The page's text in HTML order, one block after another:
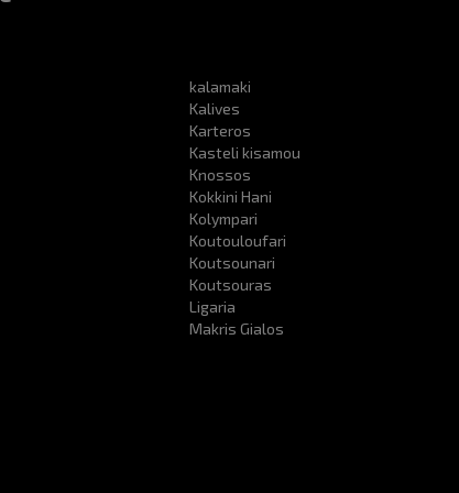
kalamaki
Kalives
Karteros
Kasteli kisamou
Knossos
Kokkini Hani
Kolympari
Koutouloufari
Koutsounari
Koutsouras
Ligaria
Makris Gialos